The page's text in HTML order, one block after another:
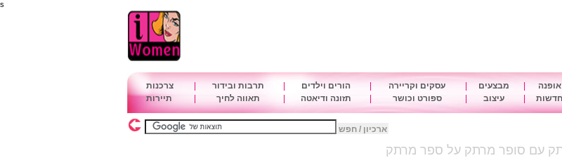
s
אופנה מבצעים עסקים וקריירה הורים וילדים תרבות ובידור
צרכנות
חדשות עיצוב ספורט וכושר תזונה ודיאטה תאווה לחיך תיירות
ארכיון / חפש
עם סופר מרתק על ספר מרתק